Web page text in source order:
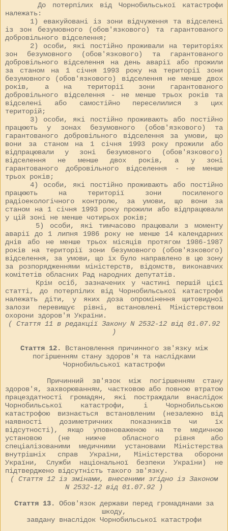
До потерпілих від Чорнобильської катастрофи
належать:
1) евакуйовані із зони відчуження та відселені
із зон безумовного (обов'язкового) та гарантованого
добровільного відселення;
2) особи, які постійно проживали на територіях
зон безумовного (обов'язкового) та гарантованого
добровільного відселення на день аварії або прожили
за станом на 1 січня 1993 року на території зони
безумовного (обов'язкового) відселення не менше двох
років, а на території зони гарантованого
добровільного відселення - не менше трьох років та
відселені або самостійно переселилися з цих
територій;
3) особи, які постійно проживають або постійно
працюють у зонах безумовного (обов'язкового) та
гарантованого добровільного відселення за умови, що
вони за станом на 1 січня 1993 року прожили або
відпрацювали у зоні безумовного (обов'язкового)
відселення не менше двох років, а у зоні
гарантованого добровільного відселення - не менше
трьох років;
4) особи, які постійно проживають або постійно
працюють на території зони посиленого
радіоекологічного контролю, за умови, що вони за
станом на 1 січня 1993 року прожили або відпрацювали
у цій зоні не менше чотирьох років;
5) особи, які тимчасово працювали з моменту
аварії до 1 липня 1986 року не менше 14 календарних
днів або не менше трьох місяців протягом 1986-1987
років на території зони безумовного (обов'язкового)
відселення, за умови, що їх було направлено в цю зону
за розпорядженнями міністерств, відомств, виконавчих
комітетів обласних Рад народних депутатів.
Крім осіб, зазначених у частині першій цієї
статті, до потерпілих від Чорнобильської катастрофи
належать діти, у яких доза опромінення щитовидної
залози перевищує рівні, встановлені Міністерством
охорони здоров'я України.
( Стаття 11 в редакції Закону N 2532-12 від 01.07.92
)
Стаття 12.
Встановлення причинного зв'язку між
погіршенням стану здоров'я та наслідками
Чорнобильської катастрофи
Причинний зв'язок між погіршенням стану
здоров'я, захворюванням, частковою або повною втратою
працездатності громадян, які постраждали внаслідок
Чорнобильської катастрофи, і Чорнобильською
катастрофою визнається встановленим (незалежно від
наявності дозиметричних показників чи їх
відсутності), якщо уповноваженою на те медичною
установою (не нижче обласного рівня або
спеціалізованими медичними установами Міністерства
внутрішніх справ України, Міністерства оборони
України, Служби національної безпеки України) не
підтверджено відсутність такого зв'язку.
( Стаття 12 із змінами, внесеними згідно із Законом
N 2532-12 від 01.07.92 )
Стаття 13.
Обов'язок держави перед громадянами за
шкоду,
завдану внаслідок Чорнобильської катастрофи